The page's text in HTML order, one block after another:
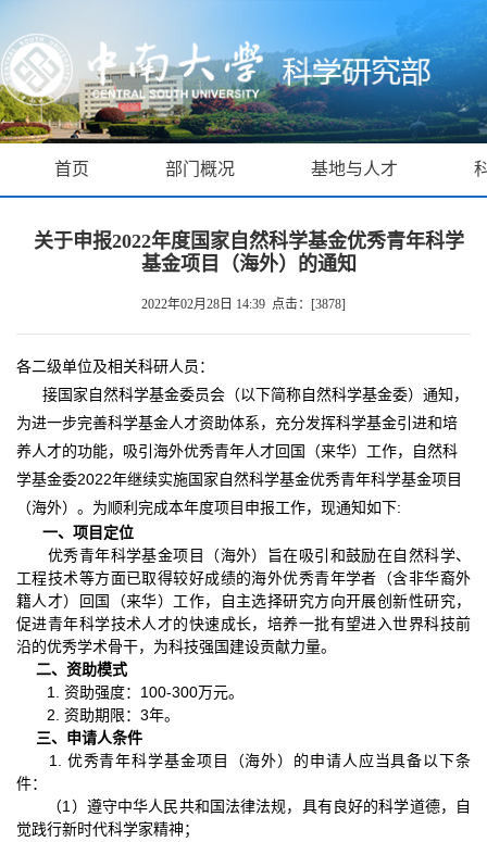
首页 部门概况 基地与人才
关于申报2022年度国家自然科学基金优秀青年科学
基金项目（海外）的通知
2022年02月28日 14:39 点击：[3878]
各二级单位及相关科研人员：
接国家自然科学基金委员会（以下简称自然科学基金委）通知，
为进一步完善科学基金人才资助体系，充分发挥科学基金引进和培
养人才的功能，吸引海外优秀青年人才回国（来华）工作，自然科
学基金委2022年继续实施国家自然科学基金优秀青年科学基金项目
（海外）。为顺利完成本年度项目申报工作，现通知如下:
一、项目定位
优秀青年科学基金项目（海外）旨在吸引和鼓励在自然科学、
工程技术等方面已取得较好成绩的海外优秀青年学者（含非华裔外
籍人才）回国（来华）工作，自主选择研究方向开展创新性研究，
促进青年科学技术人才的快速成长，培养一批有望进入世界科技前
沿的优秀学术骨干，为科技强国建设贡献力量。
二、资助模式
1. 资助强度： 100-300万元。
2. 资助期限： 3年。
三、申请人条件
1. 优秀青年科学基金项目（海外）的申请人应当具备以下条
件：
（1 ）遵守中华人民共和国法律法规，具有良好的科学道德，自
觉践行新时代科学家精神；